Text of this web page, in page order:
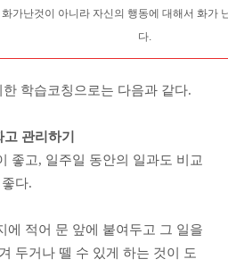
가난것이 아니라 자신의 행동에 대해서 화가
다.
학습코칭으로는 다음과 같다.
관리하기
좋고, 일주일 동안의 일과도 비교
다.
에 적어 문 앞에 붙여두고 그 일을
두거나 뗄 수 있게 하는 것이 도